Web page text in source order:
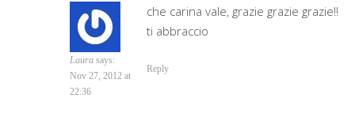
Laura says:
Nov 27, 2012 at
22:36
che carina vale, grazie grazie grazie!!
ti abbraccio
Reply